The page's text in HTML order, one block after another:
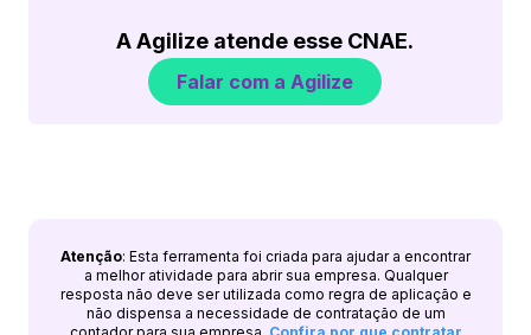
A Agilize atende esse CNAE.
Falar com a Agilize
Atenção: Esta ferramenta foi criada para ajudar a encontrar
a melhor atividade para abrir sua empresa. Qualquer
resposta não deve ser utilizada como regra de aplicação e
não dispensa a necessidade de contratação de um